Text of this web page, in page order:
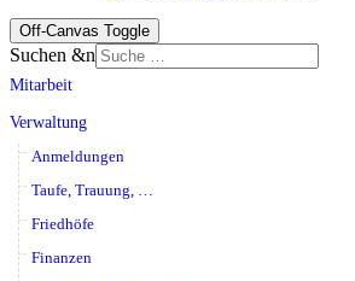
Off-Canvas Toggle
Suchen &n
Mitarbeit
Verwaltung
Anmeldungen
Taufe, Trauung, …
Friedhöfe
Finanzen